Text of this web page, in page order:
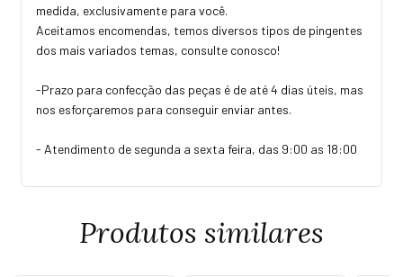
medida, exclusivamente para você.
Aceitamos encomendas, temos diversos tipos de pingentes
dos mais variados temas, consulte conosco!
-Prazo para confecção das peças é de até 4 dias úteis, mas
nos esforçaremos para conseguir enviar antes.
- Atendimento de segunda a sexta feira, das 9:00 as 18:00
Produtos similares